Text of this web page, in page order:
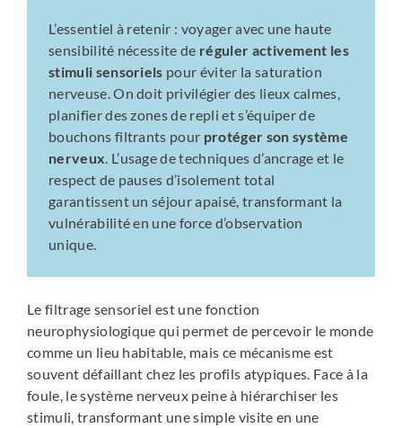
L’essentiel à retenir : voyager avec une haute
sensibilité nécessite de réguler activement les
stimuli sensoriels pour éviter la saturation
nerveuse. On doit privilégier des lieux calmes,
planifier des zones de repli et s’équiper de
bouchons filtrants pour protéger son système
nerveux. L’usage de techniques d’ancrage et le
respect de pauses d’isolement total
garantissent un séjour apaisé, transformant la
vulnérabilité en une force d’observation
unique.
Le filtrage sensoriel est une fonction
neurophysiologique qui permet de percevoir le monde
comme un lieu habitable, mais ce mécanisme est
souvent défaillant chez les profils atypiques. Face à la
foule, le système nerveux peine à hiérarchiser les
stimuli, transformant une simple visite en une